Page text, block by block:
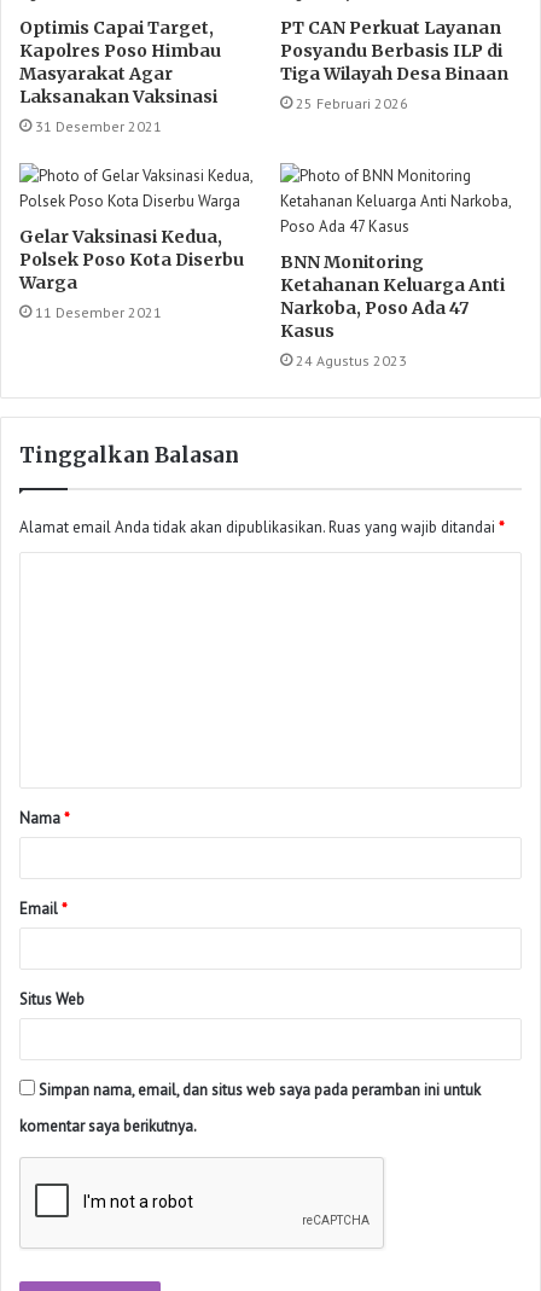
Optimis Capai Target,
Kapolres Poso Himbau
Masyarakat Agar
Laksanakan Vaksinasi
31 Desember 2021
PT CAN Perkuat Layanan
Posyandu Berbasis ILP di
Tiga Wilayah Desa Binaan
25 Februari 2026
Gelar Vaksinasi Kedua,
Polsek Poso Kota Diserbu
Warga
11 Desember 2021
BNN Monitoring
Ketahanan Keluarga Anti
Narkoba, Poso Ada 47
Kasus
24 Agustus 2023
Tinggalkan Balasan
Alamat email Anda tidak akan dipublikasikan.Ruas yang wajib ditandai *
Nama*
Email*
Situs Web
Simpan nama, email, dan situs web saya pada peramban ini untuk
komentar saya berikutnya.